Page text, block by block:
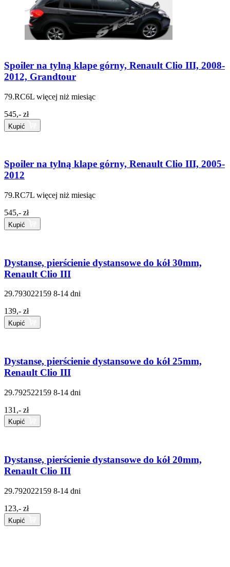
Spoiler na tylną klape górny, Renault Clio III, 2008-
2012, Grandtour
79.RC6L więcej niż miesiąc
545,- zł
Kupić
Spoiler na tylną klape górny, Renault Clio III, 2005-
2012
79.RC7L więcej niż miesiąc
545,- zł
Kupić
Dystanse, pierścienie dystansowe do kół 30mm,
Renault Clio III
29.793022159 8-14 dni
139,- zł
Kupić
Dystanse, pierścienie dystansowe do kół 25mm,
Renault Clio III
29.792522159 8-14 dni
131,- zł
Kupić
Dystanse, pierścienie dystansowe do kół 20mm,
Renault Clio III
29.792022159 8-14 dni
123,- zł
Kupić